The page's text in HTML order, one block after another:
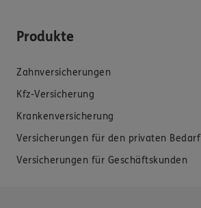
Produkte
Zahnversicherungen
Kfz-Versicherung
Krankenversicherung
Versicherungen für den privaten Bedarf
Versicherungen für Geschäftskunden